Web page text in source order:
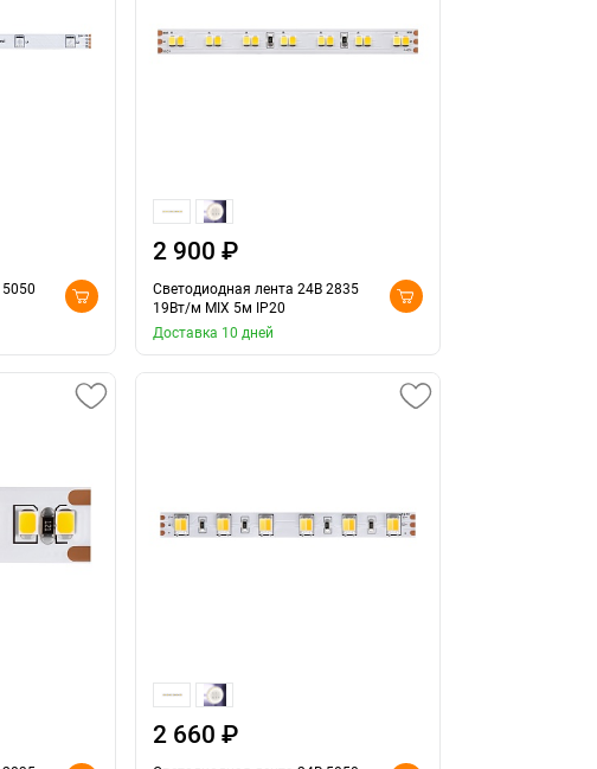
2 900 ₽
Светодиодная лента 24В 2835
19Вт/м MIX 5м IP20
Доставка 10 дней
2 660 ₽